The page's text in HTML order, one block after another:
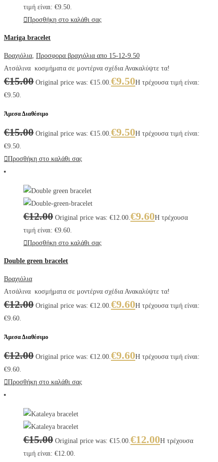
τιμή είναι: €9.50.
Προσθήκη στο καλάθι σας
Mariga bracelet
Βραχιόλια, Προσφορα βραχιόλια απο 15-12-9.50
Ατσάλινα κοσμήματα σε μοντέρνα σχέδια Ανακαλύψτε τα!
€15.00 Original price was: €15.00.€9.50Η τρέχουσα τιμή είναι:
€9.50.
Άμεσα Διαθέσιμο
€15.00 Original price was: €15.00.€9.50Η τρέχουσα τιμή είναι:
€9.50.
Προσθήκη στο καλάθι σας
€12.00 Original price was: €12.00.€9.60Η τρέχουσα
τιμή είναι: €9.60.
Προσθήκη στο καλάθι σας
Double green bracelet
Βραχιόλια
Ατσάλινα κοσμήματα σε μοντέρνα σχέδια Ανακαλύψτε τα!
€12.00 Original price was: €12.00.€9.60Η τρέχουσα τιμή είναι:
€9.60.
Άμεσα Διαθέσιμο
€12.00 Original price was: €12.00.€9.60Η τρέχουσα τιμή είναι:
€9.60.
Προσθήκη στο καλάθι σας
€15.00 Original price was: €15.00.€12.00Η τρέχουσα
τιμή είναι: €12.00.